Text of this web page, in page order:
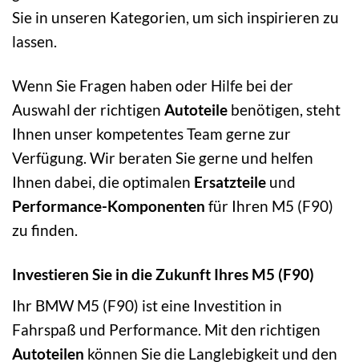
Sie in unseren Kategorien, um sich inspirieren zu
lassen.
Wenn Sie Fragen haben oder Hilfe bei der
Auswahl der richtigen Autoteile benötigen, steht
Ihnen unser kompetentes Team gerne zur
Verfügung. Wir beraten Sie gerne und helfen
Ihnen dabei, die optimalen Ersatzteile und
Performance-Komponenten für Ihren M5 (F90)
zu finden.
Investieren Sie in die Zukunft Ihres M5 (F90)
Ihr BMW M5 (F90) ist eine Investition in
Fahrspaß und Performance. Mit den richtigen
Autoteilen können Sie die Langlebigkeit und den